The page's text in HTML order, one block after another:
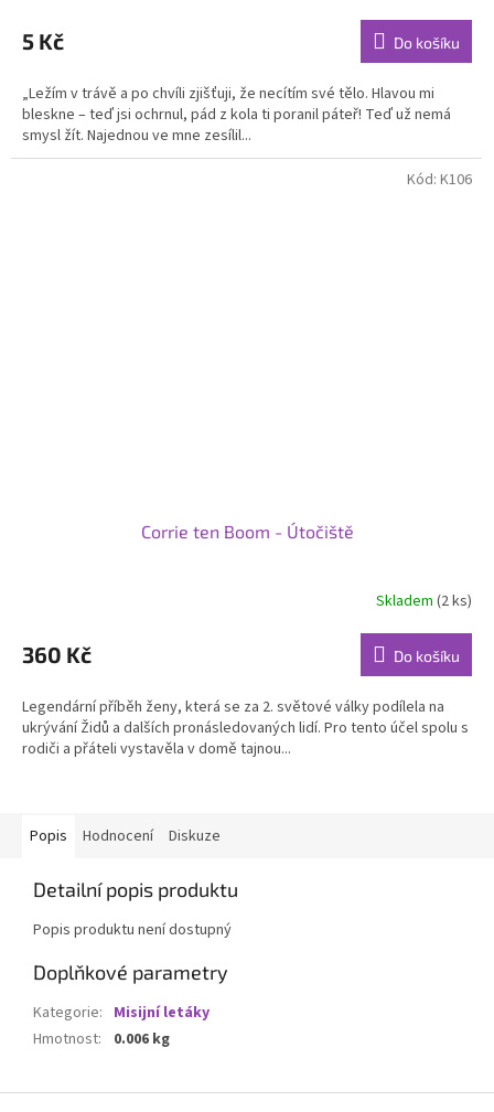
5 Kč Do košíku
„Ležím v trávě a po chvíli zjišťuji, že necítím své tělo. Hlavou mi
bleskne – teď jsi ochrnul, pád z kola ti poranil páteř! Teď už nemá
smysl žít. Najednou ve mne zesílil...
Corrie ten Boom - Útočiště
produktu
je
z
5
hvězdiček.
Skladem(2 ks)
360 Kč Do košíku
Legendární příběh ženy, která se za 2. světové války podílela na
ukrývání Židů a dalších pronásledovaných lidí. Pro tento účel spolu s
rodiči a přáteli vystavěla v domě tajnou...
Kód: K106
Popis Hodnocení Diskuze
Detailní popis produktu
Popis produktu není dostupný
Doplňkové parametry
Kategorie: Misijní letáky
Hmotnost: 0.006 kg